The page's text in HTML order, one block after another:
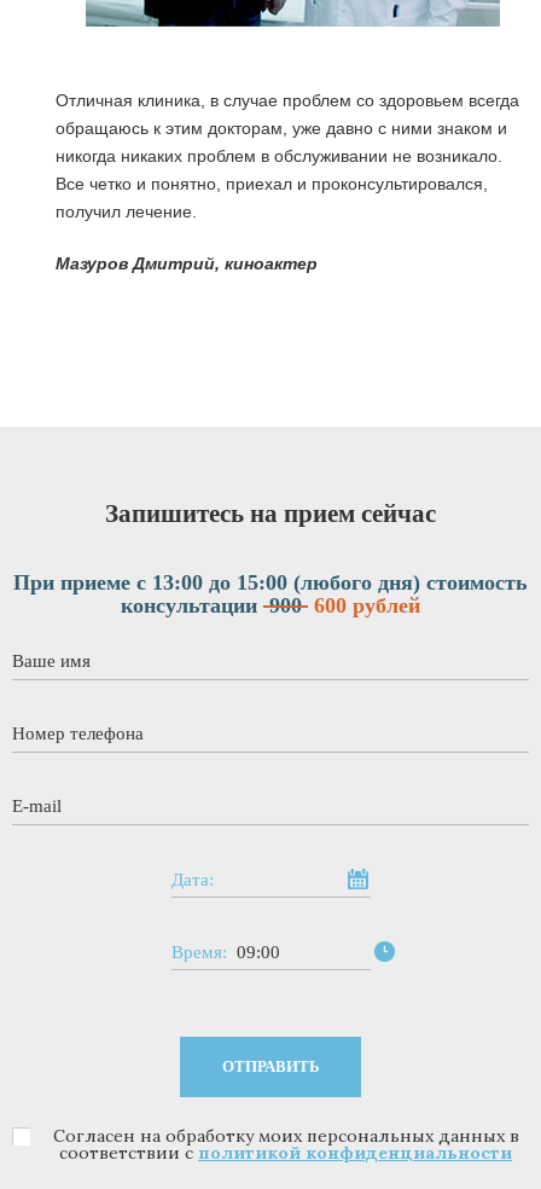
Отличная клиника, в случае проблем со здоровьем всегда
обращаюсь к этим докторам, уже давно с ними знаком и
никогда никаких проблем в обслуживании не возникало.
Все четко и понятно, приехал и проконсультировался,
получил лечение.
Мазуров Дмитрий, киноактер
Запишитесь на прием сейчас
При приеме с 13:00 до 15:00 (любого дня) стоимость
консультации 900 600 рублей
Ваше имя
Номер телефона
E-mail
Дата:
Время: 09:00
Политика конфиденциальности*
Согласен на обработку моих персональных данных в
соответствии с политикой конфиденциальности